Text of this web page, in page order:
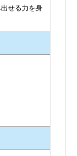
せる力を身